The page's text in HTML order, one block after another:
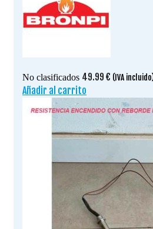
No clasificados 49.99 € (IVA
Añadir al carrito